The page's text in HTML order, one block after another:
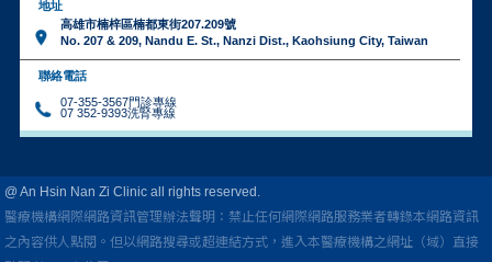
地址
高雄市楠梓區楠都東街207.209號
No. 207 & 209, Nandu E. St., Nanzi Dist., Kaohsiung City, Taiwan
聯絡電話
07-355-3567門診專線
07 352-9393洗腎專線
@ An Hsin Nan Zi Clinic all rights reserved.
醫療機構網際網路資訊管理辦法聲明：禁止任何網際網路服務業者轉錄本網路資訊
之內容供人點閱。但以網路搜尋或超連結方式，進入本醫療機構之網址（域）直接